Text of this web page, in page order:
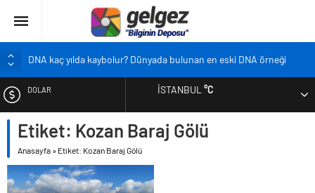
DNA kaç yılda kaybolur? Dünyada bulunan en eski DNA örneği
Pandemi bebekleri neden diğer bebeklerden farklı?
Siyah çay içmek ölüm riskini azaltıyor
Çocukların boyu artık önceden belirlenebilecek
DOLAR
EURO
İSTANBUL°C
Etiket: Kozan Baraj Gölü
Anasayfa » Etiket: Kozan Baraj Gölü